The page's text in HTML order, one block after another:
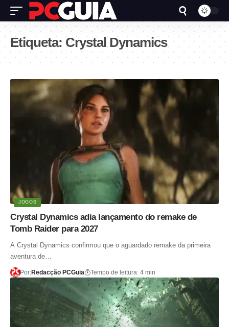
Etiqueta: Crystal Dynamics
JOGOS
Crystal Dynamics adia lançamento do remake de
Tomb Raider para 2027
A Crystal Dynamics confirmou que o aguardado remake da primeira
aventura de…
Por:Redacção PCGuia Tempo de leitura: 4 min